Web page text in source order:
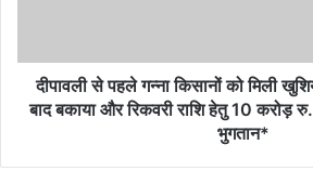
की
सौगात,
बोनस
बकाया
दीपावली से पहले गन्ना किसानों को मिली
बाद बकाया और रिकवरी राशि हेतु 10 करोड़
भुगतान*